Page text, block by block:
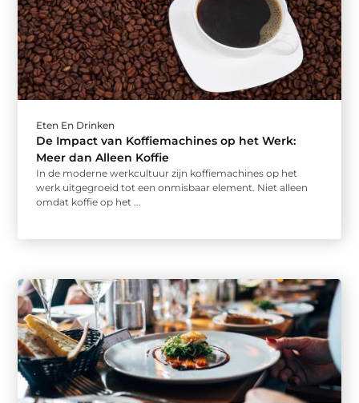
Eten En Drinken
De Impact van Koffiemachines op het Werk:
Meer dan Alleen Koffie
In de moderne werkcultuur zijn koffiemachines op het
werk uitgegroeid tot een onmisbaar element. Niet alleen
omdat koffie op het ...